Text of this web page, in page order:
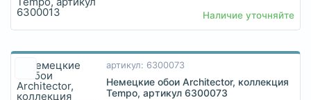
Наличие уточняйте
артикул: 6300073
Немецкие обои Architector, коллекция
Tempo, артикул 6300073